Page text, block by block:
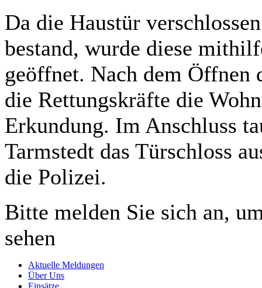
Da die Haustür
bestand, wurde diese
geöffnet. Nach dem Öffnen
die Rettungskräfte die
Erkundung. Im Anschluss
Tarmstedt das Türschloss
die Polizei.
Bitte melden Sie sich an,
sehen
Aktuelle Meldungen
Über Uns
Einsätze